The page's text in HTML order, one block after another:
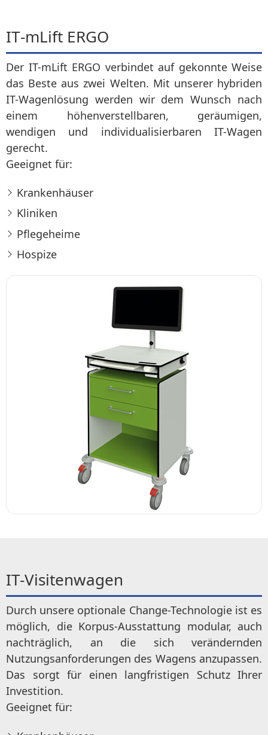
IT‑mLift ERGO
Der IT-mLift ERGO verbindet auf gekonnte Weise
das Beste aus zwei Welten. Mit unserer hybriden
IT-Wagenlösung werden wir dem Wunsch nach
einem höhenverstellbaren, geräumigen,
wendigen und individualisierbaren IT-Wagen
gerecht.
Geeignet für:
Krankenhäuser
Kliniken
Pflegeheime
Hospize
IT-Visitenwagen
Durch unsere optionale Change-Technologie ist es
möglich, die Korpus-Ausstattung modular, auch
nachträglich, an die sich verändernden
Nutzungsanforderungen des Wagens anzupassen.
Das sorgt für einen langfristigen Schutz Ihrer
Investition.
Geeignet für: